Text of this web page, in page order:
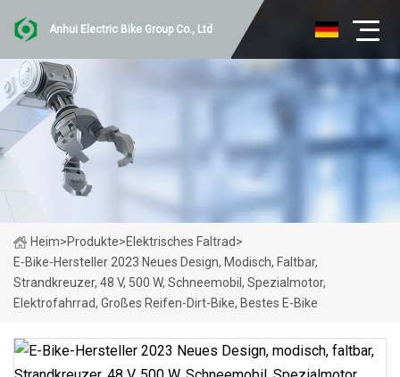
Anhui Electric Bike Group Co., Ltd
Heim>Produkte>Elektrisches Faltrad>
E-Bike-Hersteller 2023 Neues Design, Modisch, Faltbar,
Strandkreuzer, 48 V, 500 W, Schneemobil, Spezialmotor,
Elektrofahrrad, Großes Reifen-Dirt-Bike, Bestes E-Bike